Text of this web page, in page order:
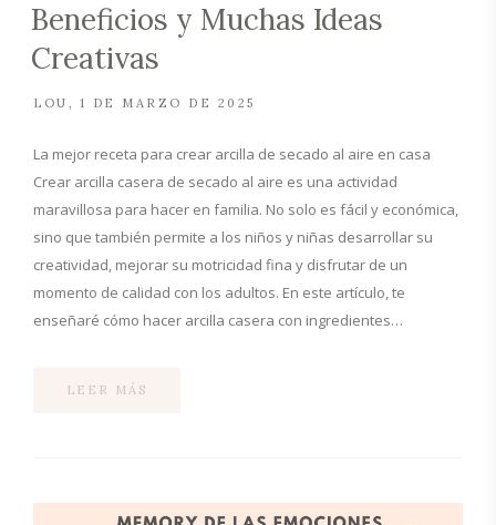
Beneficios y Muchas Ideas
Creativas
LOU 1 DE MARZO DE 2025
La mejor receta para crear arcilla de secado al aire en casa
Crear arcilla casera de secado al aire es una actividad
maravillosa para hacer en familia. No solo es fácil y económica,
sino que también permite a los niños y niñas desarrollar su
creatividad, mejorar su motricidad fina y disfrutar de un
momento de calidad con los adultos. En este artículo, te
enseñaré cómo hacer arcilla casera con ingredientes…
LEER MÁS